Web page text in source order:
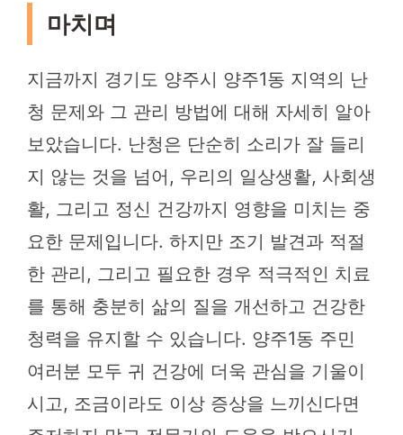
마치며
지금까지 경기도 양주시 양주1동 지역의 난
청 문제와 그 관리 방법에 대해 자세히 알아
보았습니다. 난청은 단순히 소리가 잘 들리
지 않는 것을 넘어, 우리의 일상생활, 사회생
활, 그리고 정신 건강까지 영향을 미치는 중
요한 문제입니다. 하지만 조기 발견과 적절
한 관리, 그리고 필요한 경우 적극적인 치료
를 통해 충분히 삶의 질을 개선하고 건강한
청력을 유지할 수 있습니다. 양주1동 주민
여러분 모두 귀 건강에 더욱 관심을 기울이
시고, 조금이라도 이상 증상을 느끼신다면